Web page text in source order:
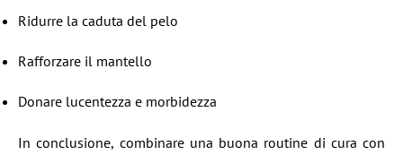
Ridurre la caduta del pelo
Rafforzare il mantello
Donare lucentezza e morbidezza
In conclusione, combinare una buona routine di cura con